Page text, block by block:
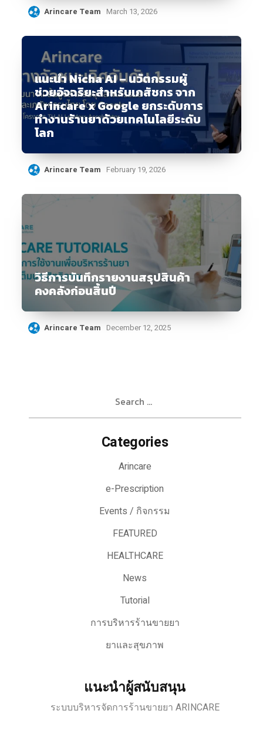
Arincare Team March 13, 2026
แนะนำ Nicha AI – นวัตกรรมผู้
ช่วยอัจฉริยะสำหรับเภสัชกร จาก
Arincare x Google ยกระดับการ
ทำงานร้านยาด้วยเทคโนโลยีระดับ
โลก
Arincare Team February 19, 2026
วิธีการบันทึกรายงานสรุปสินค้า
คงคลังก่อนสิ้นปี
Arincare Team December 12, 2025
Categories
Arincare
e-Prescription
Events / กิจกรรม
FEATURED
HEALTHCARE
News
Tutorial
การบริหารร้านขายยา
ยาและสุขภาพ
แนะนำผู้สนับสนุน
ระบบบริหารจัดการร้านขายยา ARINCARE